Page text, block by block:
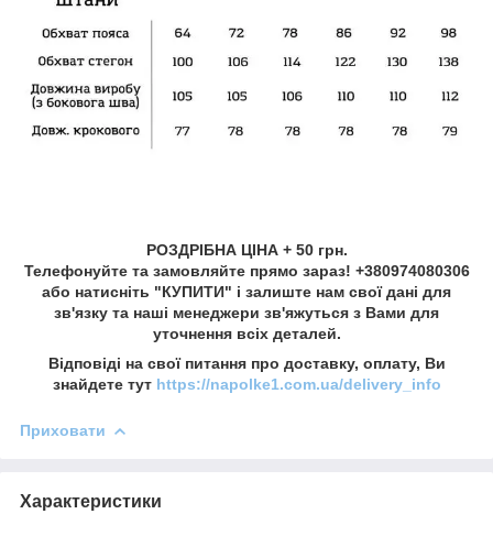
РОЗДРІБНА ЦІНА + 50 грн.
Телефонуйте та замовляйте прямо зараз! +380974080306
або натисніть "КУПИТИ" і залиште нам свої дані для
зв'язку та наші менеджери зв'яжуться з Вами для
уточнення всіх деталей.
Відповіді на свої питання про доставку, оплату, Ви
знайдете тут https://napolke1.com.ua/delivery_info
Приховати
Характеристики